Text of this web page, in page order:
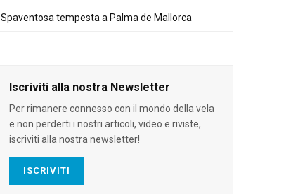
Spaventosa tempesta a Palma de Mallorca
Iscriviti alla nostra Newsletter
Per rimanere connesso con il mondo della vela
e non perderti i nostri articoli, video e riviste,
iscriviti alla nostra newsletter!
ISCRIVITI